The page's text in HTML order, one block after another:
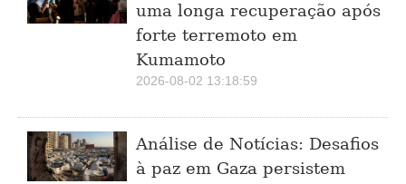
uma longa recuperação após
forte terremoto em
Kumamoto
2026-08-02 13:18:59
Análise de Notícias: Desafios
à paz em Gaza persistem